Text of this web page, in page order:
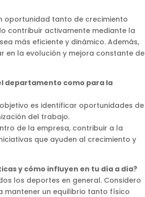
oportunidad tanto de crecimiento
contribuir activamente mediante la
más eficiente y dinámico. Además,
en la evolución y mejora constante de
departamento como para la
es identificar oportunidades de
del trabajo.
de la empresa, contribuir a la
que ayuden al crecimiento y
y cómo influyen en tu día a día?
los deportes en general. Considero
un equilibrio tanto físico